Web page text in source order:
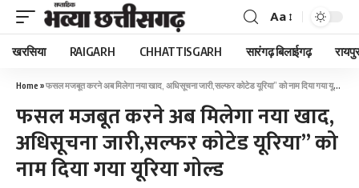
Aa
खरसिया RAIGARH CHHATTISGARH सारंगढ़ बिलाईगढ़
Home »फसल मजबूत करने अब मिलेगा नया खाद, अधिसूचना जारी,सल्फर कोटेड यूरिया” को नाम दिया गया यूरिया गोल्ड
फसल मजबूत करने अब मिलेगा नया खाद,
अधिसूचना जारी,सल्फर कोटेड यूरिया” को
नाम दिया गया यूरिया गोल्ड